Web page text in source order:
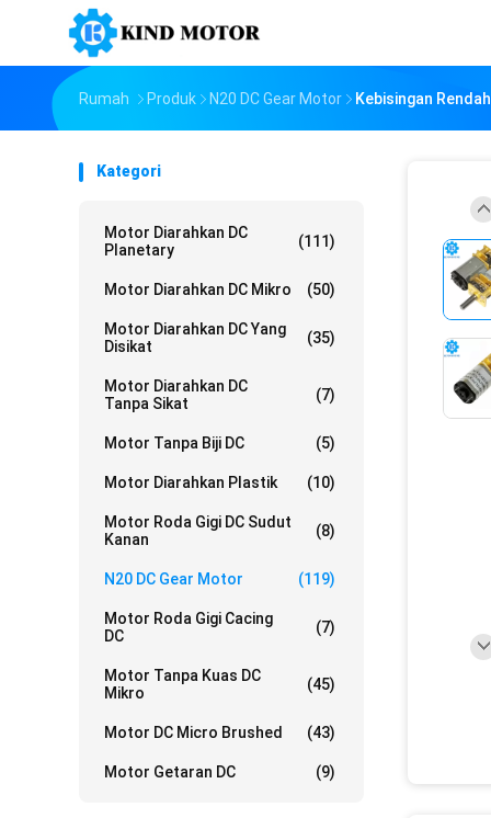
Rumah Produk N20 DC Gear Motor Kebisingan
Kategori
Motor Diarahkan DC
Planetary
(111)
Motor Diarahkan DC Mikro (50)
Motor Diarahkan DC Yang
Disikat
(35)
Motor Diarahkan DC
Tanpa Sikat
(7)
Motor Tanpa Biji DC (5)
Motor Diarahkan Plastik (10)
Motor Roda Gigi DC Sudut
Kanan
(8)
N20 DC Gear Motor (119)
Motor Roda Gigi Cacing
DC
(7)
Motor Tanpa Kuas DC
Mikro
(45)
Motor DC Micro Brushed (43)
Motor Getaran DC (9)